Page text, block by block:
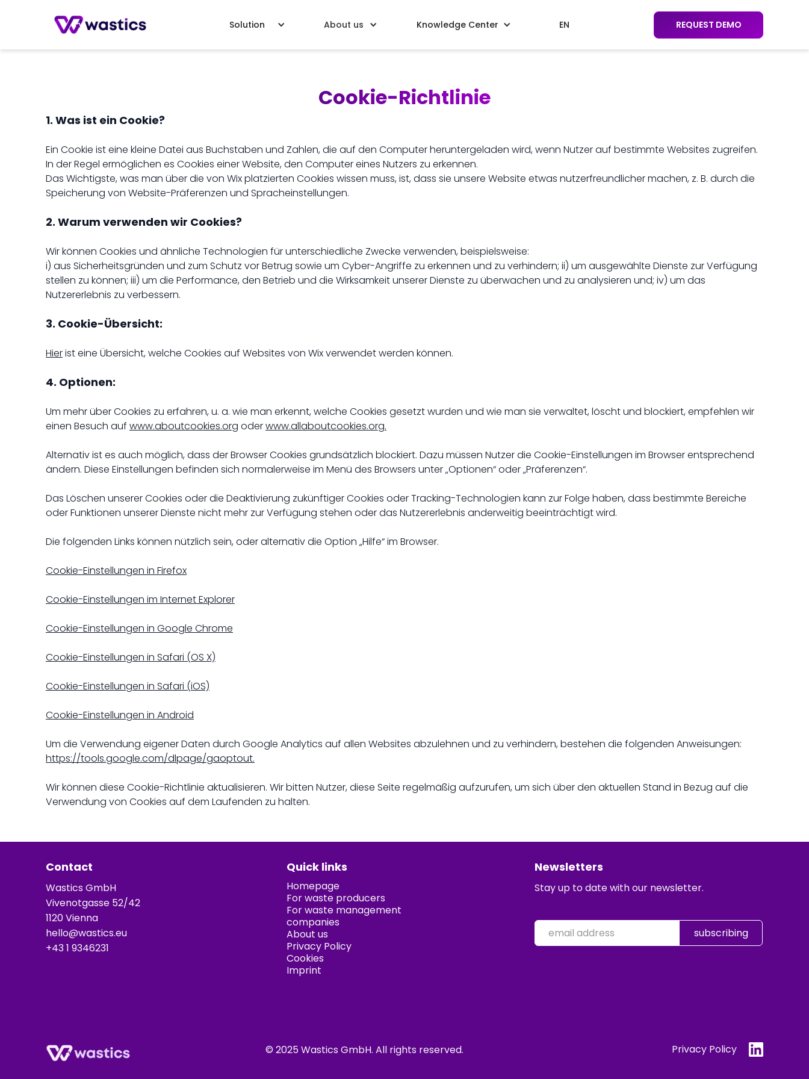
Solution About us Knowledge Center EN REQUEST DEMO
Cookie-Richtlinie
1. Was ist ein Cookie?
Ein Cookie ist eine kleine Datei aus Buchstaben und Zahlen, die auf den Computer heruntergeladen wird, wenn Nutzer auf bestimmte Websites zugreifen.
In der Regel ermöglichen es Cookies einer Website, den Computer eines Nutzers zu erkennen.​
Das Wichtigste, was man über die von Wix platzierten Cookies wissen muss, ist, dass sie unsere Website etwas nutzerfreundlicher machen, z. B. durch die
Speicherung von Website-Präferenzen und Spracheinstellungen.
2. Warum verwenden wir Cookies?
Wir können Cookies und ähnliche Technologien für unterschiedliche Zwecke verwenden, beispielsweise:
i) aus Sicherheitsgründen und zum Schutz vor Betrug sowie um Cyber-Angriffe zu erkennen und zu verhindern; ii) um ausgewählte Dienste zur Verfügung
stellen zu können; iii) um die Performance, den Betrieb und die Wirksamkeit unserer Dienste zu überwachen und zu analysieren und; iv) um das
Nutzererlebnis zu verbessern.
3. Cookie-Übersicht:
Hierist eine Übersicht, welche Cookies auf Websites von Wix verwendet werden können.
4. Optionen:
Um mehr über Cookies zu erfahren, u. a. wie man erkennt, welche Cookies gesetzt wurden und wie man sie verwaltet, löscht und blockiert, empfehlen wir
einen Besuch auf www.aboutcookies.org oderwww.allaboutcookies.org.
Alternativ ist es auch möglich, dass der Browser Cookies grundsätzlich blockiert. Dazu müssen Nutzer die Cookie-Einstellungen im Browser entsprechend
ändern. Diese Einstellungen befinden sich normalerweise im Menü des Browsers unter „Optionen“ oder „Präferenzen“.
Das Löschen unserer Cookies oder die Deaktivierung zukünftiger Cookies oder Tracking-Technologien kann zur Folge haben, dass bestimmte Bereiche
oder Funktionen unserer Dienste nicht mehr zur Verfügung stehen oder das Nutzererlebnis anderweitig beeinträchtigt wird.
Die folgenden Links können nützlich sein, oder alternativ die Option „Hilfe“ im Browser.
Cookie-Einstellungen in Firefox
Cookie-Einstellungen im Internet Explorer
Cookie-Einstellungen in Google Chrome
Cookie-Einstellungen in Safari (OS X)
Cookie-Einstellungen in Safari (iOS)
Cookie-Einstellungen in Android
​Um die Verwendung eigener Daten durch Google Analytics auf allen Websites abzulehnen und zu verhindern, bestehen die folgenden Anweisungen:
https://tools.google.com/dlpage/gaoptout.
Wir können diese Cookie-Richtlinie aktualisieren. Wir bitten Nutzer, diese Seite regelmäßig aufzurufen, um sich über den aktuellen Stand in Bezug auf die
Verwendung von Cookies auf dem Laufenden zu halten.
Contact
Wastics GmbH
Vivenotgasse 52/42
1120 Vienna
hello@wastics.eu
+43 1 9346231
Quick links
Homepage
For waste producers
For waste management
companies
About us
Privacy Policy
Cookies
Imprint
Newsletters
Stay up to date with our newsletter.
© 2025Wastics GmbH. All rights reserved. Privacy Policy